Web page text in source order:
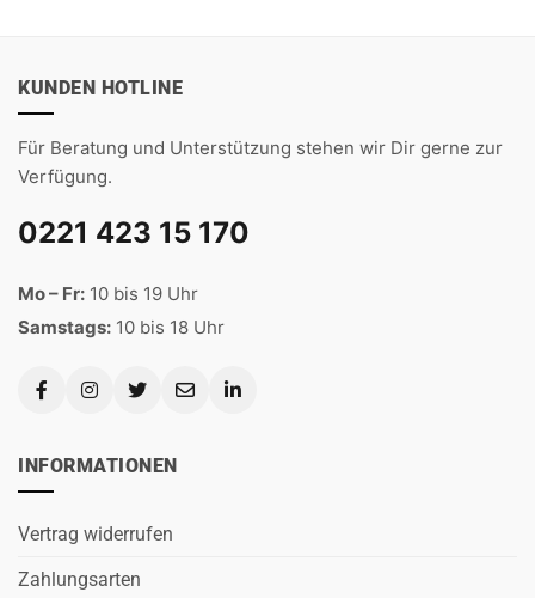
KUNDEN HOTLINE
Für Beratung und Unterstützung stehen wir Dir gerne zur
Verfügung.
0221 423 15 170
Mo – Fr: 10 bis 19 Uhr
Samstags: 10 bis 18 Uhr
INFORMATIONEN
Vertrag widerrufen
Zahlungsarten